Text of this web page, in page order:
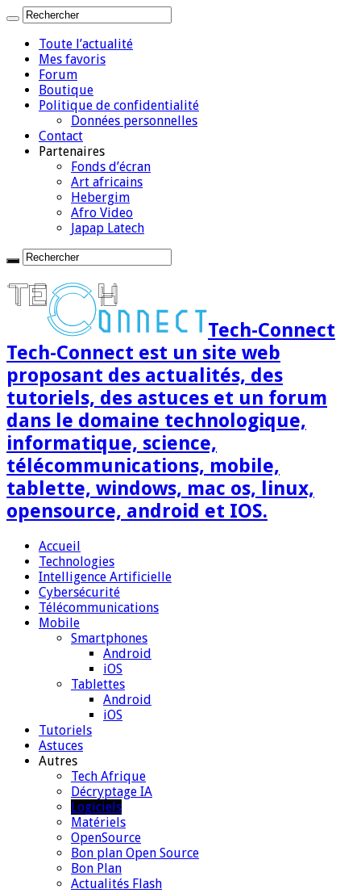
Toute l’actualité
Mes favoris
Forum
Boutique
Politique de confidentialité
Données personnelles
Contact
Partenaires
Fonds d’écran
Art africains
Hebergim
Afro Video
Japap Latech
Tech-Connect
Tech-Connect est un site web
proposant des actualités, des
tutoriels, des astuces et un forum
dans le domaine technologique,
informatique, science,
télécommunications, mobile,
tablette, windows, mac os, linux,
opensource, android et IOS.
Accueil
Technologies
Intelligence Artificielle
Cybersécurité
Télécommunications
Mobile
Smartphones
Android
iOS
Tablettes
Android
iOS
Tutoriels
Astuces
Autres
Tech Afrique
Décryptage IA
Logiciels
Matériels
OpenSource
Bon plan Open Source
Bon Plan
Actualités Flash